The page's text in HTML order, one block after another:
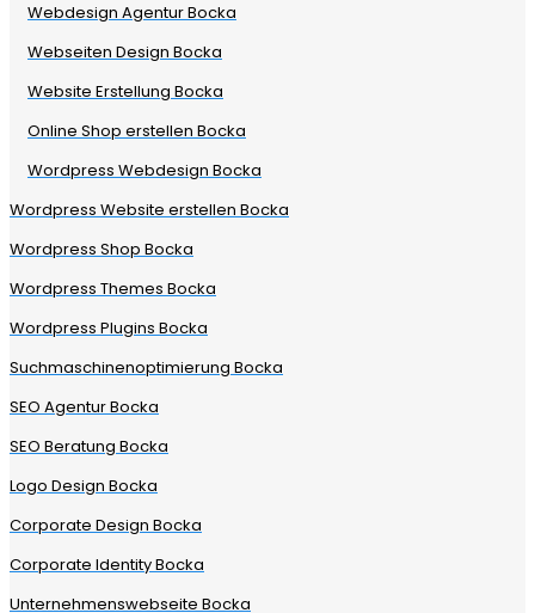
Webdesign Agentur Bocka
Webseiten Design Bocka
Website Erstellung Bocka
Online Shop erstellen Bocka
Wordpress Webdesign Bocka
Wordpress Website erstellen Bocka
Wordpress Shop Bocka
Wordpress Themes Bocka
Wordpress Plugins Bocka
Suchmaschinenoptimierung Bocka
SEO Agentur Bocka
SEO Beratung Bocka
Logo Design Bocka
Corporate Design Bocka
Corporate Identity Bocka
Unternehmenswebseite Bocka